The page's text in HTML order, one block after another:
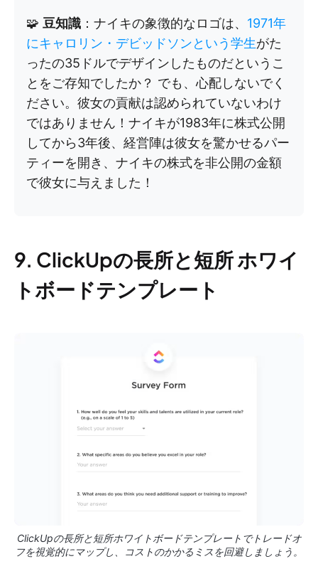
🧩 豆知識 ：ナイキの象徴的なロゴは、 1971年
にキャロリン・デビッドソンという学生がた
ったの35ドルでデザインしたものだというこ
とをご存知でしたか？ でも、心配しないでく
ださい。彼女の貢献は認められていないわけ
ではありません！ナイキが1983年に株式公開
してから3年後、経営陣は彼女を驚かせるパー
ティーを開き、ナイキの株式を非公開の金額
で彼女に与えました！
9. ClickUpの長所と短所 ホワイ
トボードテンプレート
ClickUpの長所と短所ホワイトボードテンプレートでトレードオ
フを視覚的にマップし、コストのかかるミスを回避しましょう。